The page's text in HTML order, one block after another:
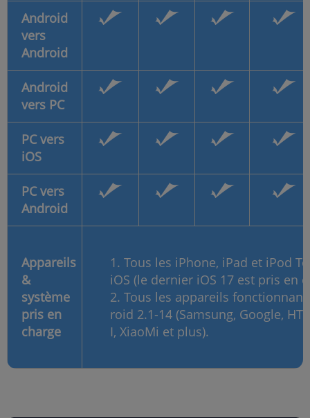
Android
vers
Android
Android
vers PC
PC vers
iOS
PC vers
Android
Appareils
&
système
pris en
charge
1. Tous les iPhone, iPad et iPod
iOS (le dernier iOS 17 est pris en
2. Tous les appareils
roid 2.1-14 (Samsung, Google,
I, XiaoMi et plus).